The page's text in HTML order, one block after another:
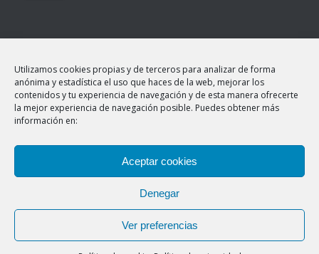
Utilizamos cookies propias y de terceros para analizar de forma
anónima y estadística el uso que haces de la web, mejorar los
contenidos y tu experiencia de navegación y de esta manera ofrecerte
la mejor experiencia de navegación posible. Puedes obtener más
información en:
Aceptar cookies
Denegar
Ver preferencias
TEXTOS LEGALES
Aviso legal
Política de cookies
Este sitio web utiliza cookies para mejorar su
experiencia. Asumimos que estás de acuerdo, pero
puedes optar por no hacerlo si lo deseas.
Más información
OK